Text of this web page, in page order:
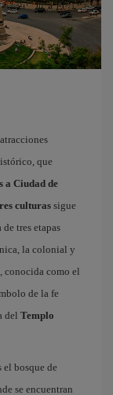
que
a Ciudad de
culturassigue
tres etapas
la colonial y
conocida como el
de la fe
del Templo
el bosque de
se encuentran